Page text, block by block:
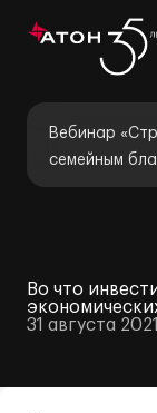
Вебинар
семейным
Во что
31 августа 2021